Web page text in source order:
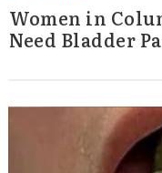
Women in
Need Bladder